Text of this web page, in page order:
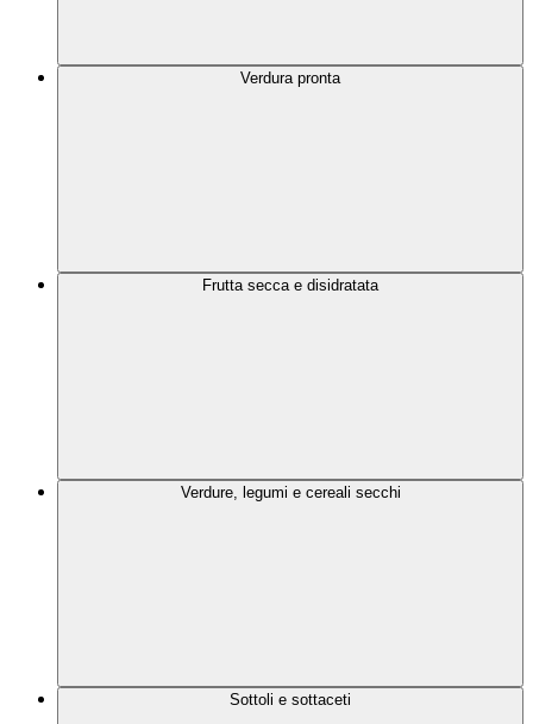
Verdura pronta
Frutta secca e disidratata
Verdure, legumi e cereali secchi
Sottoli e sottaceti